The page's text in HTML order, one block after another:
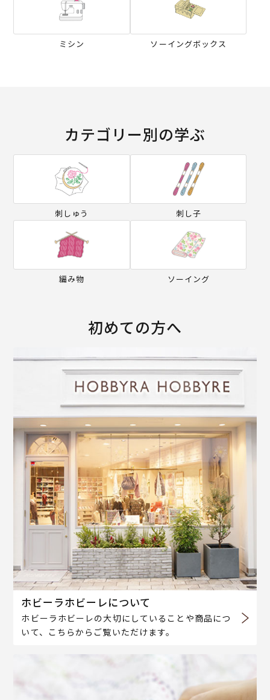
ミシン ソーイングボックス
カテゴリー別の学ぶ
刺しゅう 刺し子
編み物 ソーイング
初めての方へ
ホビーラホビーレについて
ホビーラホビーレの大切にしていることや商品につ
いて、こちらからご覧いただけます。